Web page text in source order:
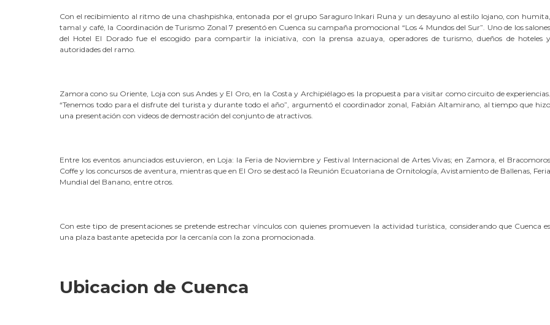
Con el recibimiento al ritmo de una chashpishka, entonada por el grupo Saraguro Inkari Runa y un desayuno al estilo lojano, con humita,
tamal y café, la Coordinación de Turismo Zonal 7 presentó en Cuenca su campaña promocional “Los 4 Mundos del Sur”. Uno de los salones
del Hotel El Dorado fue el escogido para compartir la iniciativa, con la prensa azuaya, operadores de turismo, dueños de hoteles y
autoridades del ramo.
Zamora cono su Oriente, Loja con sus Andes y El Oro, en la Costa y Archipiélago es la propuesta para visitar como circuito de experiencias.
“Tenemos todo para el disfrute del turista y durante todo el año”, argumentó el coordinador zonal, Fabián Altamirano, al tiempo que hizo
una presentación con videos de demostración del conjunto de atractivos.
Entre los eventos anunciados estuvieron, en Loja: la Feria de Noviembre y Festival Internacional de Artes Vivas; en Zamora, el Bracomoros
Coffe y los concursos de aventura, mientras que en El Oro se destacó la Reunión Ecuatoriana de Ornitología, Avistamiento de Ballenas, Feria
Mundial del Banano, entre otros.
Con este tipo de presentaciones se pretende estrechar vínculos con quienes promueven la actividad turística, considerando que Cuenca es
una plaza bastante apetecida por la cercanía con la zona promocionada.
Ubicacion de Cuenca